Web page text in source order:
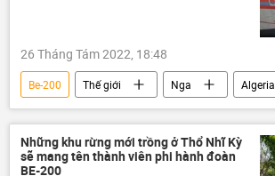
26 Tháng Tám 2022, 18:48
Be-200 Thế giới Nga
Algeria
công nghệ
hợp tác
Quan điểm-Ý kiến
chuyên gia
Những khu rừng mới trồng ở Thổ Nhĩ Kỳ
sẽ mang tên thành viên phi hành đoàn
BE-200